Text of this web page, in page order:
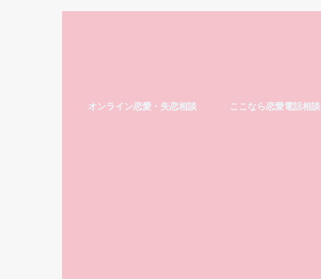
オンライン恋愛・失恋相談 ここなら恋愛電話相談